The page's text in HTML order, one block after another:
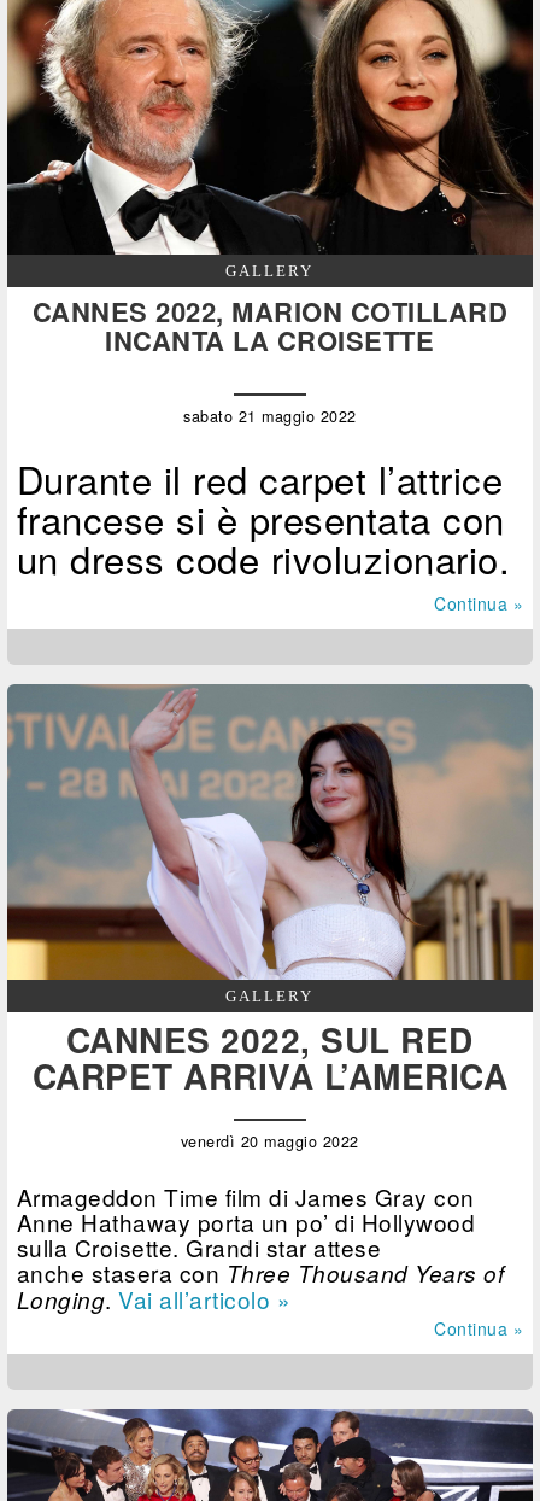
GALLERY
CANNES 2022, MARION COTILLARD
INCANTA LA CROISETTE
sabato 21 maggio 2022
Durante il red carpet l’attrice
francese si è presentata con
un dress code rivoluzionario.
Continua »
GALLERY
CANNES 2022, SUL RED
CARPET ARRIVA L’AMERICA
venerdì 20 maggio 2022
Armageddon Time film di James Gray con
Anne Hathaway porta un po’ di Hollywood
sulla Croisette. Grandi star attese
anche stasera con Three Thousand Years of
Longing.Vai all’articolo »
Continua »